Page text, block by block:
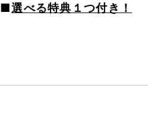
■選べる特典１つ付き！